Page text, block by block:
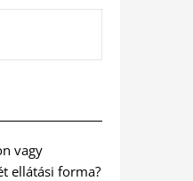
vagy
ellátási forma?